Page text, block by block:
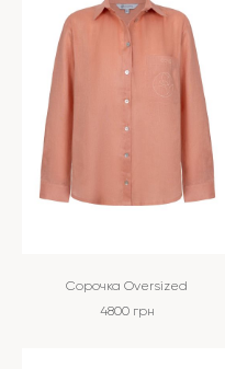
Сорочка Oversized
4800грн